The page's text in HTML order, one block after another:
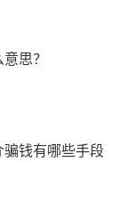
思？
钱有哪些手段